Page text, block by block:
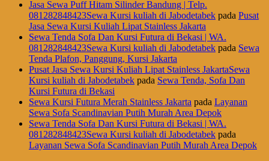
Jasa Sewa Puff Hitam Silinder Bandung | Telp.
081282848423Sewa Kursi kuliah di Jabodetabek pada Pusat
Jasa Sewa Kursi Kuliah Lipat Stainless Jakarta
Sewa Tenda Sofa Dan Kursi Futura di Bekasi | WA.
081282848423Sewa Kursi kuliah di Jabodetabek pada Sewa
Tenda Plafon, Panggung, Kursi Jakarta
Pusat Jasa Sewa Kursi Kuliah Lipat Stainless JakartaSewa
Kursi kuliah di Jabodetabek pada Sewa Tenda, Sofa Dan
Kursi Futura di Bekasi
Sewa Kursi Futura Merah Stainless Jakarta pada Layanan
Sewa Sofa Scandinavian Putih Murah Area Depok
Sewa Tenda Sofa Dan Kursi Futura di Bekasi | WA.
081282848423Sewa Kursi kuliah di Jabodetabek pada
Layanan Sewa Sofa Scandinavian Putih Murah Area Depok